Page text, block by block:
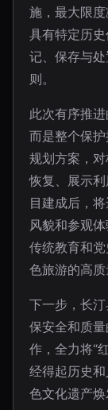
施，最大限
具有特定历
记、保存与
则。
此次有序推进
而是整个保
规划方案，
恢复、展示
目建成后，
风貌和参观
传统教育和
色旅游的高质
下一步，长
保安全和质
作，全力将“
经得起历史
色文化遗产焕